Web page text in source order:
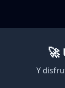
🚀
Y